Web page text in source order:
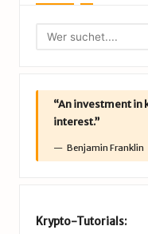
“An investment in
interest.”
Benjamin Franklin
Krypto-Tutorials: